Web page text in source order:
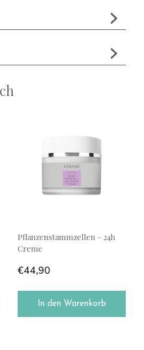
Pflanzenstammzellen – 24h
Creme
€44,90
In den Warenkorb